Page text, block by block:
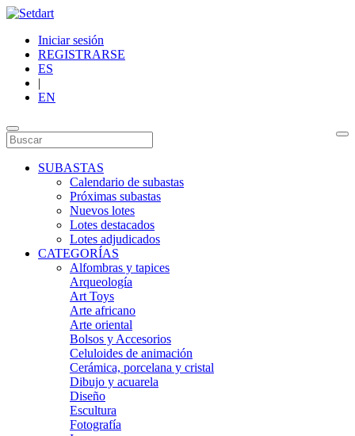
Iniciar sesión
REGISTRARSE
ES
|
EN
SUBASTAS
Calendario de subastas
Próximas subastas
Nuevos lotes
Lotes destacados
Lotes adjudicados
CATEGORÍAS
Alfombras y tapices
Arqueología
Art Toys
Arte africano
Arte oriental
Bolsos y Accesorios
Celuloides de animación
Cerámica, porcelana y cristal
Dibujo y acuarela
Diseño
Escultura
Fotografía